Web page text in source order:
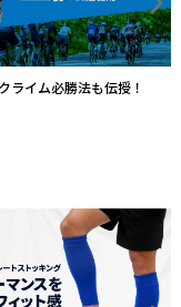
ストッキングを一体化す